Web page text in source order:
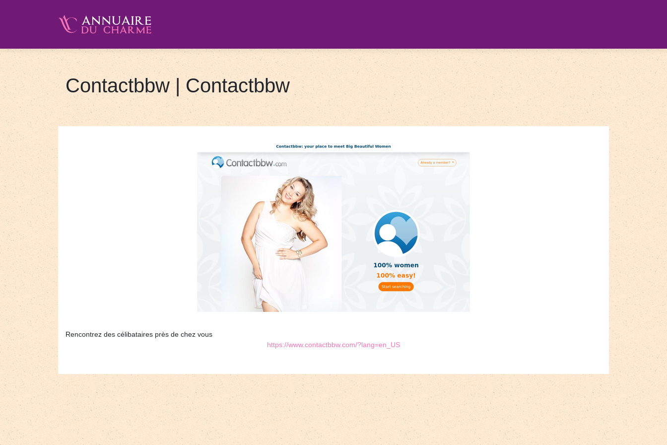
Contactbbw | Contactbbw
Rencontrez des célibataires près de chez vous
https://www.contactbbw.com/?lang=en_US